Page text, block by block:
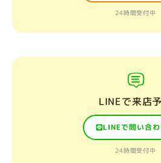
24時間受付中
LINEで来店
LINEで問い合
24時間受付中